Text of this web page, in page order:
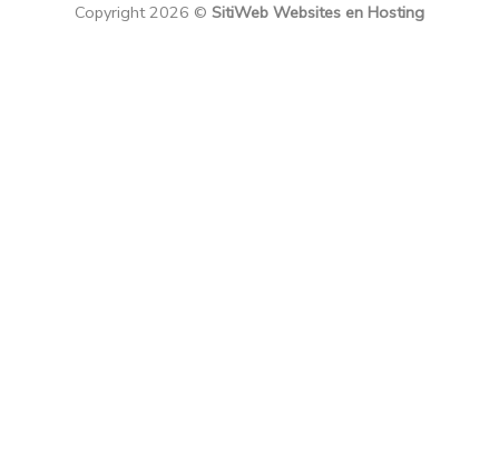
Copyright 2026 © SitiWeb Websites en Hosting